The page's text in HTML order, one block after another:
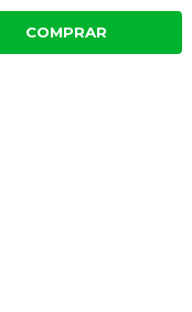
COMPRAR